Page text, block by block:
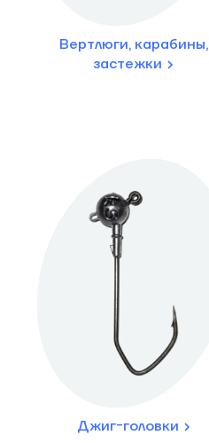
Вертлюги, карабины,
застежки
Джиг-головки